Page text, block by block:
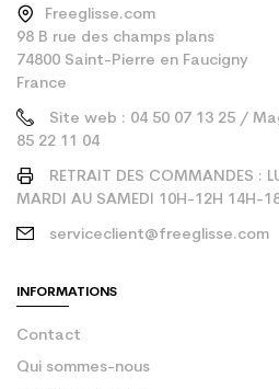
Freeglisse.com
98 B rue des champs plans
74800 Saint-Pierre en Faucigny
France
Site web : 04 50 07 13 25 /
85 22 11 04
RETRAIT DES COMMANDES :
MARDI AU SAMEDI 10H-12H 14H-
serviceclient@freeglisse.com
INFORMATIONS
Contact
Qui sommes-nous